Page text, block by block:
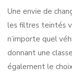
Une envie de
les filtres teintés
n’importe quel
donnant une
également le